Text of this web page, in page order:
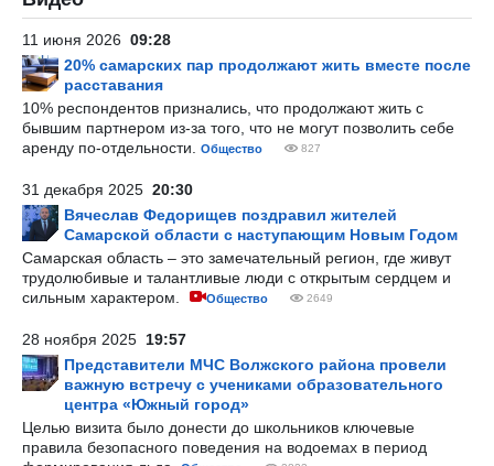
11 июня 2026 09:28
20% самарских пар продолжают жить вместе после
расставания
10% респондентов признались, что продолжают жить с
бывшим партнером из-за того, что не могут позволить себе
аренду по-отдельности.
Общество 827
31 декабря 2025 20:30
Вячеслав Федорищев поздравил жителей
Самарской области с наступающим Новым Годом
Самарская область – это замечательный регион, где живут
трудолюбивые и талантливые люди с открытым сердцем и
сильным характером.
Общество 2649
28 ноября 2025 19:57
Представители МЧС Волжского района провели
важную встречу с учениками образовательного
центра «Южный город»
Целью визита было донести до школьников ключевые
правила безопасного поведения на водоемах в период